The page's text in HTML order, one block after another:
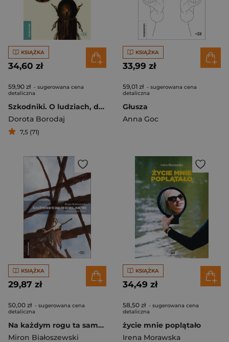
KSIĄŻKA
34,60 zł
59,90 zł - sugerowana cena
detaliczna
Szkodniki. O ludziach, drzewach i maszynach w Puszczy Białowieskiej
Dorota Borodaj
7,5 (71)
KSIĄŻKA
33,99 zł
59,01 zł - sugerowana cena
detaliczna
Głusza
Anna Goc
KSIĄŻKA
29,87 zł
50,00 zł - sugerowana cena
detaliczna
Na każdym rogu ta sama truskawka. Teksty reporterskie z lat 1946−1950. Wybór
Miron Białoszewski
KSIĄŻKA
34,49 zł
58,50 zł - sugerowana cena
detaliczna
życie mnie poplątało
Irena Morawska